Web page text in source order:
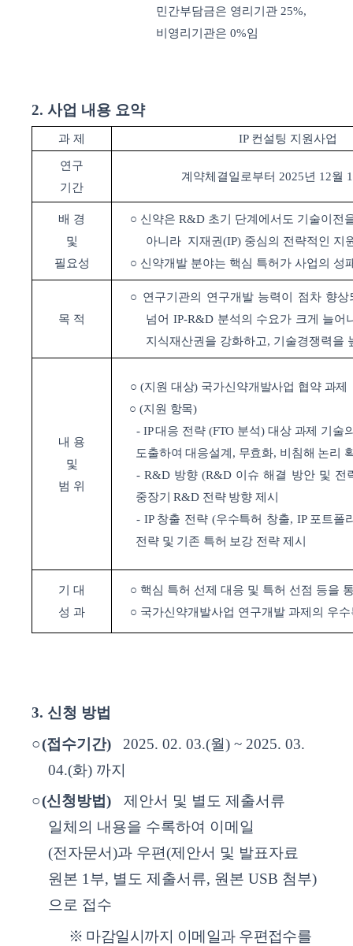
민간부담금은 영리기관25%,
비영리기관은0%임
2. 사업 내용 요약
과 제 IP 컨설팅 지원사업
연구
기간
계약체결일로부터 2025년 12월
배 경
및
필요성
○ 신약은R&D 초기 단계에서도 기술이전
아니라 지재권(IP) 중심의 전략적인 지
○ 신약개발 분야는 핵심 특허가 사업의 성
목 적
○ 연구기관의 연구개발 능력이 점차 향
넘어 IP-R&D 분석의 수요가 크게 늘어
지식재산권을 강화하고, 기술경쟁력을
내 용
및
범 위
○(지원 대상) 국가신약개발사업 협약 과제
○(지원 항목)
- IP대응 전략 (FTO 분석) 대상 과제 기술
도출하여 대응설계 , 무효화, 비침해 논리
- R&D 방향(R&D 이슈 해결 방안 및 전
중장기R&D 전략 방향 제시
- IP 창출 전략 (우수특허 창출, IP 포트폴
전략 및 기존 특허 보강 전략 제시
기 대
성 과
○ 핵심 특허 선제 대응 및 특허 선점 등을
○ 국가신약개발사업 연구개발 과제의 우
3. 신청 방법
○(접수기간) 2025. 02. 03.(월) ~ 2025. 03.
04.(화) 까지
○(신청방법)
제안서 및 별도 제출서류
일체의 내용을 수록하여 이메일
(전자문서)과 우편(제안서 및 발표자료
원본 1부, 별도 제출서류, 원본 USB 첨부)
으로 접수
※ 마감일시까지 이메일과 우편접수를